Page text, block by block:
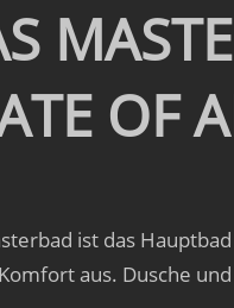
OF
ist das
aus. Dusche